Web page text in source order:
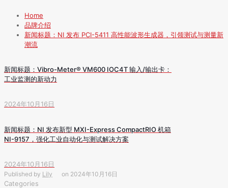
Home
品牌介绍
新闻标题：NI 发布 PCI-5411 高性能波形生成器，引领测试与测量新
潮流
新闻标题：Vibro-Meter® VM600 IOC4T 输入/输出卡：
工业监测的新动力
2024年10月16日
新闻标题：NI 发布新型 MXI-Express CompactRIO 机箱
NI-9157，强化工业自动化与测试解决方案
2024年10月16日
Published by Lily on 2024年10月16日
Categories